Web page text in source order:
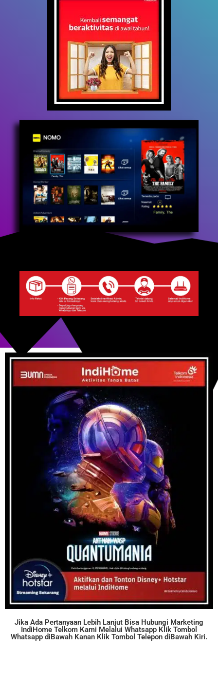
Jika Ada Pertanyaan Lebih Lanjut Bisa Hubungi Marketing
IndiHome Telkom Kami Melalui Whatsapp Klik Tombol
Whatsapp diBawah Kanan Klik Tombol Telepon diBawah Kiri.